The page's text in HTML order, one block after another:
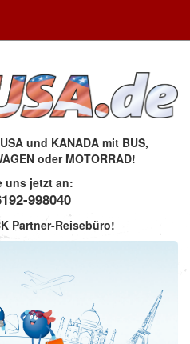
und KANADA mit BUS,
oder MOTORRAD!
uns jetzt an:
998040
Partner-Reisebüro!